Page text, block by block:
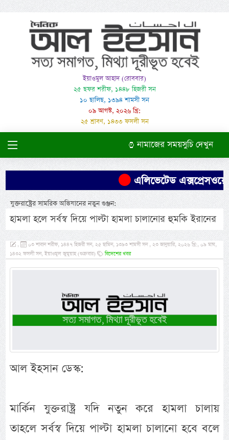
ইয়াওমুল আহাদ (রোববার)
২৫ ছফর শরীফ, ১৪৪৮ হিজরী সন
১০ ছালিছ, ১৩৯৪ শামসী সন
০৯ আগস্ট, ২০২৬ খ্রি:
২৫ শ্রাবণ, ১৪৩৩ ফসলী সন
নামাজের সময়সুচি দেখুন
এলিভেটেড
যুক্তরাষ্ট্রের সামরিক অভিযানের নতুন গুঞ্জন:
হামলা হলে সর্বস্ব দিয়ে পাল্টা হামলা চালানোর হুমকি ইরানের
,
০৩ শাবান শরীফ, ১৪৪৭ হিজরী সন, ২৫ ছামিন, ১৩৯৩ শামসী সন , ২৩ জানুয়ারি, ২০২৬ খ্রি:, ০৯ মাঘ,
১৪৩২ ফসলী সন, ইয়াওমুল জুমুয়াহ (শুক্রবার)
বিদেশের খবর
আল ইহসান ডেস্ক:
মার্কিন যুক্তরাষ্ট্র যদি নতুন করে হামলা চালায়
তাহলে সর্বস্ব দিয়ে পাল্টা হামলা চালানো হবে বলে